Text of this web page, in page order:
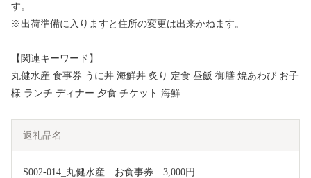
す。
※出荷準備に入りますと住所の変更は出来かねます。
【関連キーワード】
丸健水産 食事券 うに丼 海鮮丼 炙り 定食 昼飯 御膳 焼あわび お子
様 ランチ ディナー 夕食 チケット 海鮮
返礼品名
S002-014_丸健水産　お食事券　3,000円